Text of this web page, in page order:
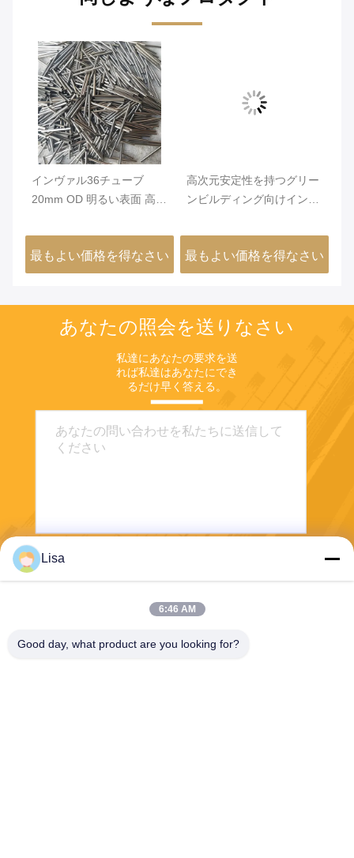
インヴァル36チューブ
20mm OD 明るい表面 高次
管
最もよい価格を得なさい
高次元安定性を持つグリー
ンビルディング向けインバ
ブ（最小外径0.2mm、光沢
面）
最もよい価格を得なさい
あなたの照会を送りなさい
私達にあなたの要求を送
れば私達はあなたにでき
るだけ早く答える。
Lisa
6:46 AM
Good day, what product are you looking for?